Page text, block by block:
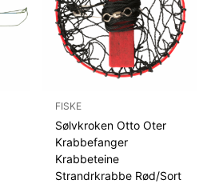
FISKE
Sølvkroken Otto Oter
Krabbefanger
Krabbeteine
Strandrkrabbe Rød/Sort